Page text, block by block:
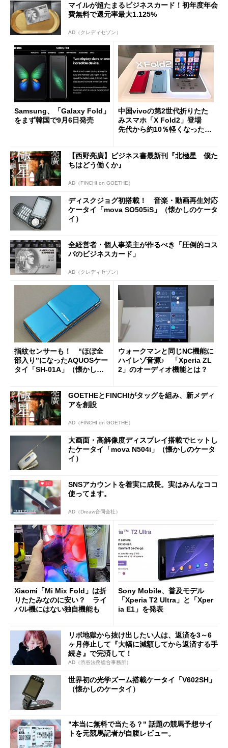
マイルが超たまるビジネスカード！初年度年会
費無料で還元率最大1.125%
AD（クレディセゾン）
Samsung、「Galaxy Fold」
をまず韓国で9月6日発売
中国vivoの第2世代折りたた
みスマホ「X Fold2」登場
先代から約10％軽くなったワ
【西野亮廣】ビジネス書最新刊『北極星 僕た
ちはどう働くか』
AD（FINCHI on GOETHE）
ディスクジョグ初搭載！ 音楽・動画再生対応
ケータイ「mova SO505iS」（懐かしのケータ
イ）
全経営者・個人事業主が作るべき「圧倒的コス
パのビジネスカード」
AD（クレディセゾン）
指紋センサーも！ “ほぼ全
部入り”になったAQUOSケー
タイ「SH-01A」（懐かしの
ウォークマンと同じNC機能に
ハイレゾ音源♪ 「Xperia ZL
2」のオーディオ機能とは？
GOETHEとFINCHIがタッグを組み、新メディ
アを創設
AD（FINCHI on GOETHE）
大画面・高解像度ディスプレイ搭載でヒットし
たケータイ「mova N504i」（懐かしのケータ
イ）
SNSアカウントを着実に成長。実はみんなココ
使ってます。
AD（Dreaw合同会社）
Xiaomi「Mi Mix Fold」は折
りたたみなのに安い？ ライ
バル機にはない独自機能も
Sony Mobile、普及モデル
「Xperia T2 Ultra」と「Xper
ia E1」を発表
リボ地獄から抜け出したい人は、返済を3～6
ヶ月停止して『大幅に減額してから返済する手
続き』で完済して！
AD（渋谷法務総合事務所）
世界初の光学ズーム搭載ケータイ「V602SH」
（懐かしのケータイ）
"本当に無料で当たる？" 話題の競馬予想サイ
トを元競馬記者が自腹レビュー。